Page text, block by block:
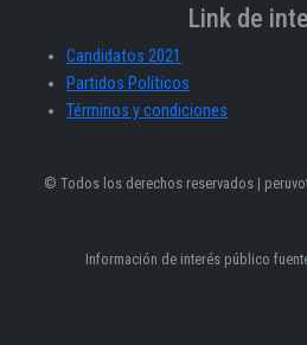
Link de
Candidatos 2021
Partidos Políticos
Términos y condiciones
© Todos los derechos reservados |
Información de interés público